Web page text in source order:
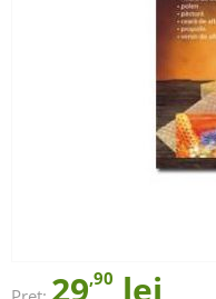
29,90 lei